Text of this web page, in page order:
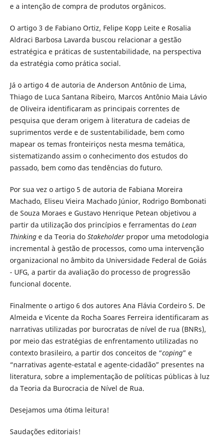
e a intenção de compra de produtos orgânicos.
O artigo 3 de Fabiano Ortiz, Felipe Kopp Leite e Rosalia
Aldraci Barbosa Lavarda buscou relacionar a gestão
estratégica e práticas de sustentabilidade, na perspectiva
da estratégia como prática social.
Já o artigo 4 de autoria de Anderson Antônio de Lima,
Thiago de Luca Santana Ribeiro, Marcos Antônio Maia Lávio
de Oliveira identificaram as principais correntes de
pesquisa que deram origem à literatura de cadeias de
suprimentos verde e de sustentabilidade, bem como
mapear os temas fronteiriços nesta mesma temática,
sistematizando assim o conhecimento dos estudos do
passado, bem como das tendências do futuro.
Por sua vez o artigo 5 de autoria de Fabiana Moreira
Machado, Eliseu Vieira Machado Júnior, Rodrigo Bombonati
de Souza Moraes e Gustavo Henrique Petean objetivou a
partir da utilização dos princípios e ferramentas do Lean
Thinking e da Teoria do Stakeholder propor uma metodologia
incremental à gestão de processos, como uma intervenção
organizacional no âmbito da Universidade Federal de Goiás
- UFG, a partir da avaliação do processo de progressão
funcional docente.
Finalmente o artigo 6 dos autores Ana Flávia Cordeiro S. De
Almeida e Vicente da Rocha Soares Ferreira identificaram as
narrativas utilizadas por burocratas de nível de rua (BNRs),
por meio das estratégias de enfrentamento utilizadas no
contexto brasileiro, a partir dos conceitos de “coping” e
“narrativas agente-estatal e agente-cidadão” presentes na
literatura, sobre a implementação de políticas públicas à luz
da Teoria da Burocracia de Nível de Rua.
Desejamos uma ótima leitura!
Saudações editoriais!